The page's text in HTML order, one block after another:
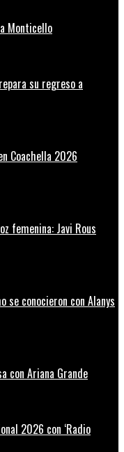
Monticello
su regreso a
Coachella 2026
femenina: Javi Rous
se conocieron con Alanys
con Ariana Grande
2026 con ‘Radio